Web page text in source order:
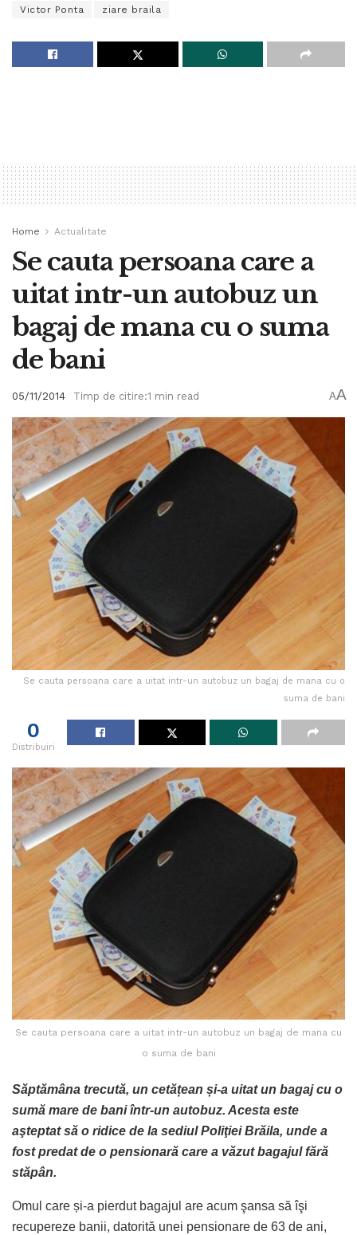
Victor Ponta ziare braila
Home Actualitate
Se cauta persoana care a
uitat intr-un autobuz un
bagaj de mana cu o suma
de bani
05/11/2014 Timp de citire:1 min read AA
Se cauta persoana care a uitat intr-un autobuz un bagaj de mana cu o
suma de bani
0
Distribuiri
Se cauta persoana care a uitat intr-un autobuz un bagaj de mana cu
o suma de bani
Săptămâna trecută, un cetățean și-a uitat un bagaj cu o
sumă mare de bani într-un autobuz. Acesta este
aşteptat să o ridice de la sediul Poliţiei Brăila, unde a
fost predat de o pensionară care a văzut bagajul fără
stăpân.
Omul care și-a pierdut bagajul are acum şansa să îşi
recupereze banii, datorită unei pensionare de 63 de ani,